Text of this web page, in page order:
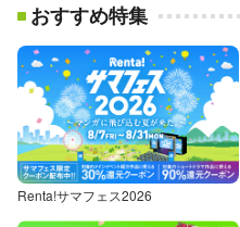
おすすめ特集
Renta!サマフェス2026